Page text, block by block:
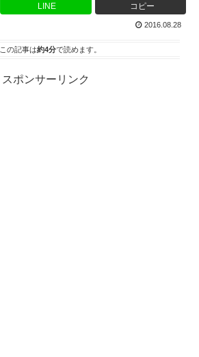
LINE コピー
2016.08.28
この記事は約4分で読めます。
スポンサーリンク